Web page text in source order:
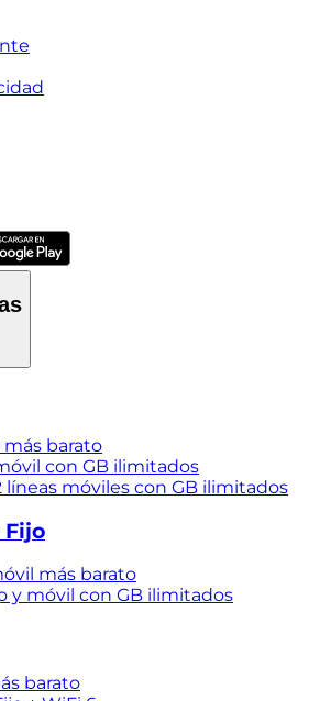
más barato
con GB ilimitados
líneas móviles con GB ilimitados
Fijo
más barato
y móvil con GB ilimitados
barato